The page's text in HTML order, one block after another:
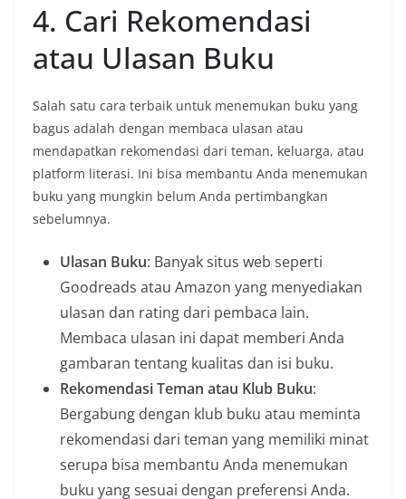
4. Cari Rekomendasi
atau Ulasan Buku
Salah satu cara terbaik untuk menemukan buku yang
bagus adalah dengan membaca ulasan atau
mendapatkan rekomendasi dari teman, keluarga, atau
platform literasi. Ini bisa membantu Anda menemukan
buku yang mungkin belum Anda pertimbangkan
sebelumnya.
Ulasan Buku: Banyak situs web seperti
Goodreads atau Amazon yang menyediakan
ulasan dan rating dari pembaca lain.
Membaca ulasan ini dapat memberi Anda
gambaran tentang kualitas dan isi buku.
Rekomendasi Teman atau Klub Buku:
Bergabung dengan klub buku atau meminta
rekomendasi dari teman yang memiliki minat
serupa bisa membantu Anda menemukan
buku yang sesuai dengan preferensi Anda.